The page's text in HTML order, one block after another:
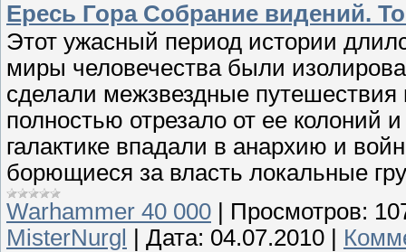
Ересь Гора Собрание видений.
Этот ужасный период истории
миры человечества были
сделали межзвездные
полностью отрезало от ее колоний
галактике впадали в анархию и
борющиеся за власть локальные
Warhammer 40 000
Просмотров:
MisterNurgl
Дата: 04.07.2010